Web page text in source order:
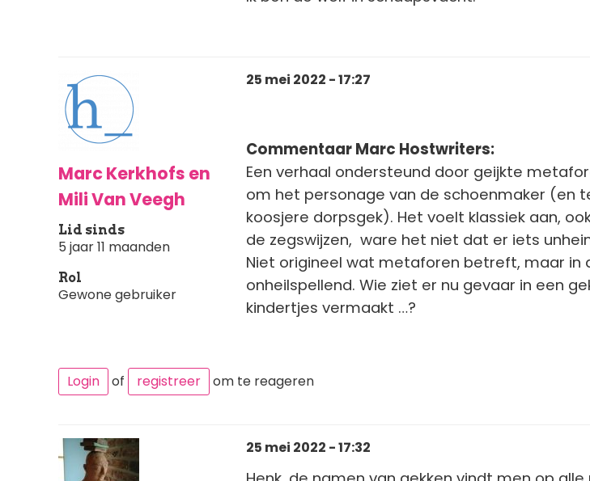
Marc Kerkhofs en
Mili Van Veegh
Lid sinds
5 jaar 11 maanden
Rol
Gewone gebruiker
25 mei 2022 - 17:27
Commentaar Marc Hostwriters:
Een verhaal ondersteund door geijkte
om het personage van de schoenmaker (en
koosjere dorpsgek). Het voelt klassiek aan,
de zegswijzen, ware het niet dat er iets
Niet origineel wat metaforen betreft, maar in
onheilspellend. Wie ziet er nu gevaar in een
kindertjes vermaakt …?
Login of registreer om te reageren
25 mei 2022 - 17:32